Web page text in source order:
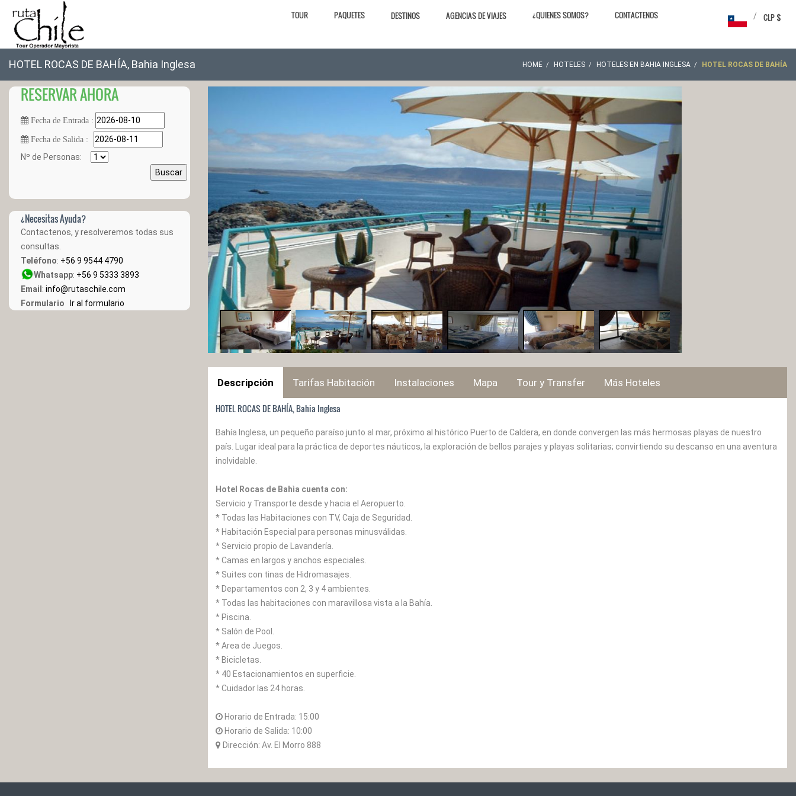
TOUR PAQUETES DESTINOS AGENCIAS DE VIAJES ¿QUIENES SOMOS? CONTACTENOS CLP $
/
HOTEL ROCAS DE BAHÍA, Bahia Inglesa HOME HOTELES HOTELES EN BAHIA INGLESA HOTEL ROCAS DE BAHÍA
RESERVAR AHORA
Fecha de Entrada :
Fecha de Salida :
Nº de Personas:
Buscar
¿Necesitas Ayuda?
Contactenos, y resolveremos todas sus
consultas.
Teléfono: +56 9 9544 4790
Whatsapp: +56 9 5333 3893
Email : info@rutaschile.com
Formulario
Ir al formulario
Descripción Tarifas Habitación Instalaciones Mapa Tour y Transfer Más Hoteles
HOTEL ROCAS DE BAHÍA, Bahia Inglesa
Bahía Inglesa, un pequeño paraíso junto al mar, próximo al histórico Puerto de Caldera, en donde convergen las más hermosas playas de nuestro
país. Lugar ideal para la práctica de deportes náuticos, la exploración de bellos parajes y playas solitarias; convirtiendo su descanso en una aventura
inolvidable.
Hotel Rocas de Bahìa cuenta con:
Servicio y Transporte desde y hacia el Aeropuerto.
* Todas las Habitaciones con TV, Caja de Seguridad.
* Habitación Especial para personas minusválidas.
* Servicio propio de Lavandería.
* Camas en largos y anchos especiales.
* Suites con tinas de Hidromasajes.
* Departamentos con 2, 3 y 4 ambientes.
* Todas las habitaciones con maravillosa vista a la Bahía.
* Piscina.
* Salón de Pool.
* Area de Juegos.
* Bicicletas.
* 40 Estacionamientos en superficie.
* Cuidador las 24 horas.
Horario de Entrada: 15:00
Horario de Salida: 10:00
Dirección: Av. El Morro 888